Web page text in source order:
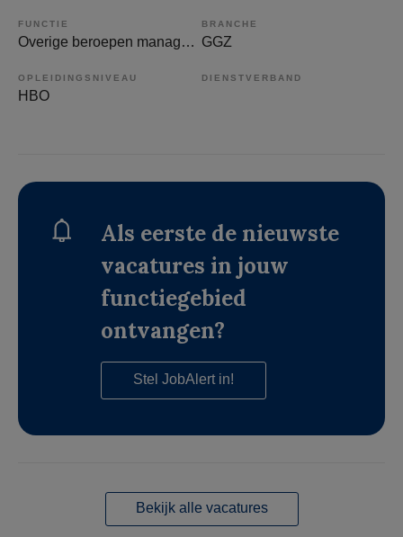
FUNCTIE
Overige beroepen management
BRANCHE
GGZ
OPLEIDINGSNIVEAU
HBO
DIENSTVERBAND
Als eerste de nieuwste
vacatures in jouw
functiegebied
ontvangen?
Stel JobAlert in!
Bekijk alle vacatures